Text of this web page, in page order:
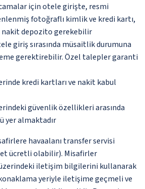
için otele girişte, resmi
fotoğraflı kimlik ve kredi kartı,
nakit depozito gerekebilir
giriş sırasında müsaitlik durumuna
gerektirebilir. Özel talepler garanti
kredi kartları ve nakit kabul
güvenlik özellikleri arasında
yer almaktadır
havaalanı transfer servisi
ücretli olabilir). Misafirler
üzerindeki iletişim bilgilerini kullanarak
yeriyle iletişime geçmeli ve